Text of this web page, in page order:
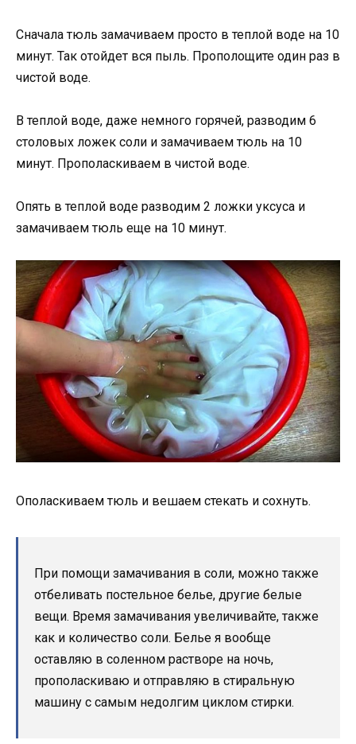
Сначала тюль замачиваем просто в теплой воде на 10
минут. Так отойдет вся пыль. Прополощите один раз в
чистой воде.
В теплой воде, даже немного горячей, разводим 6
столовых ложек соли и замачиваем тюль на 10
минут. Прополаскиваем в чистой воде.
Опять в теплой воде разводим 2 ложки уксуса и
замачиваем тюль еще на 10 минут.
Ополаскиваем тюль и вешаем стекать и сохнуть.
При помощи замачивания в соли, можно также
отбеливать постельное белье, другие белые
вещи. Время замачивания увеличивайте, также
как и количество соли. Белье я вообще
оставляю в соленном растворе на ночь,
прополаскиваю и отправляю в стиральную
машину с самым недолгим циклом стирки.